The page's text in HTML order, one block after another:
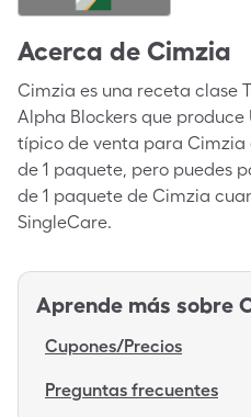
Acerca de Cimzia
Cimzia es una receta clase
Alpha Blockers que produce
típico de venta para Cimzia
de 1 paquete, pero puedes
de 1 paquete de Cimzia
SingleCare.
Aprende más sobre
Cupones/Precios
Preguntas frecuentes